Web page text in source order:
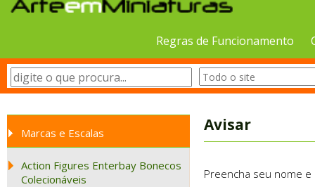
Regras de Funcionamento
Marcas e Escalas
Action Figures Enterbay Bonecos
Colecionáveis
Avisar
Preencha seu nome